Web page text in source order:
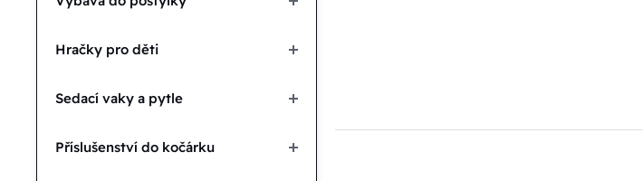
Hračky pro děti
Sedací vaky a pytle
Příslušenství do kočárku